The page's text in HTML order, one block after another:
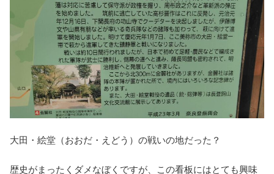
大田・絵堂（おおだ・えどう）の戦いの地だった？
歴史がまったくダメなぼくですが、この看板にはとても興味